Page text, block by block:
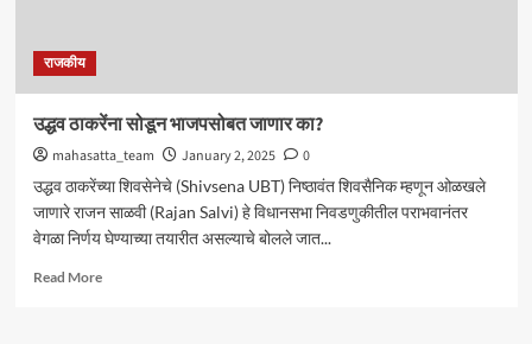
राजकीय
उद्धव ठाकरेंना सोडून भाजपसोबत जाणार का?
mahasatta_team January 2, 2025
0
उद्धव ठाकरेंच्या शिवसेनेचे (Shivsena UBT) निष्ठावंत शिवसैनिक म्हणून ओळखले
जाणारे राजन साळवी (Rajan Salvi) हे विधानसभा निवडणुकीतील पराभवानंतर
वेगळा निर्णय घेण्याच्या तयारीत असल्याचे बोलले जात...
Read MoreRead